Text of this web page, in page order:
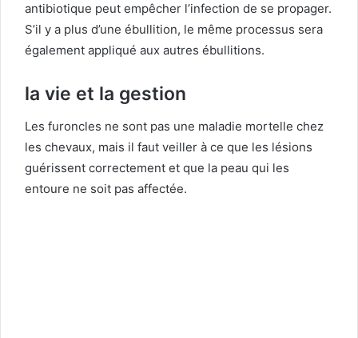
antibiotique peut empêcher l’infection de se propager.
S’il y a plus d’une ébullition, le même processus sera
également appliqué aux autres ébullitions.
la vie et la gestion
Les furoncles ne sont pas une maladie mortelle chez
les chevaux, mais il faut veiller à ce que les lésions
guérissent correctement et que la peau qui les
entoure ne soit pas affectée.